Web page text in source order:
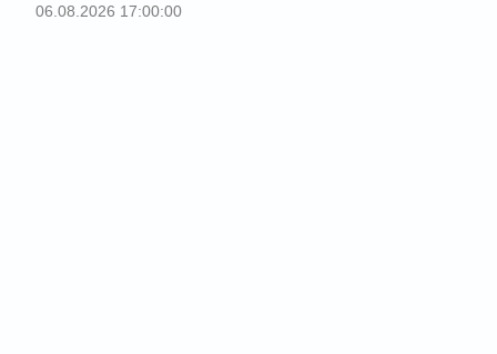
06.08.2026 17:00:00